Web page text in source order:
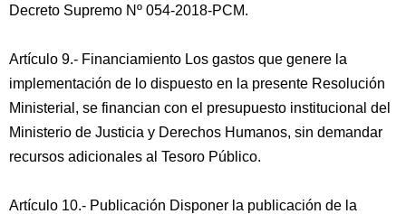
Decreto Supremo Nº 054-2018-PCM.
Artículo 9.- Financiamiento Los gastos que genere la
implementación de lo dispuesto en la presente Resolución
Ministerial, se financian con el presupuesto institucional del
Ministerio de Justicia y Derechos Humanos, sin demandar
recursos adicionales al Tesoro Público.
Artículo 10.- Publicación Disponer la publicación de la